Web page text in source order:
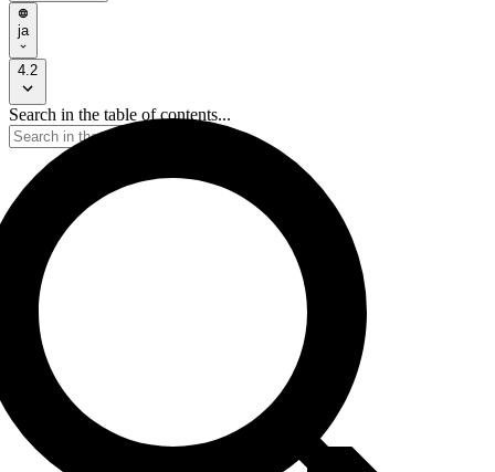
ja
4.2
Search in the table of contents...